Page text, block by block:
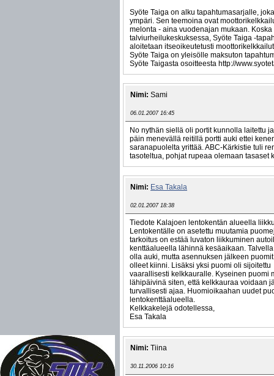
Syöte Taiga on alku tapahtumasarjalle,
ympäri. Sen teemoina ovat
melonta - aina vuodenajan mukaan.
talviurheilukeskuksessa, Syöte Taiga -
aloitetaan itseoikeutetusti
Syöte Taiga on yleisölle maksuton
Syöte Taigasta osoitteesta http://
Nimi: Sami
06.01.2007 16:45
No nythän siellä oli portit kunnolla laitettu
päin menevällä reitillä portti auki ettei
saranapuolelta yrittää. ABC-Kärkistie tuli
tasoteltua, pohjat rupeaa olemaan tasaset
Nimi: Esa Takala
02.01.2007 18:38
Tiedote Kalajoen lentokentän alueella
Lentokentälle on asetettu muutamia
tarkoitus on estää luvaton liikkuminen
kenttäalueella lähinnä kesäaikaan.
olla auki, mutta asennuksen jälkeen
olleet kiinni. Lisäksi yksi puomi oli sijoitettu
vaarallisesti kelkkauralle. Kyseinen puomi
lähipäivinä siten, että kelkkauraa voidaan
turvallisesti ajaa. Huomioikaahan uudet
lentokenttäalueella.
Kelkkakelejä odotellessa,
Esa Takala
Nimi: Tiina
30.11.2006 10:16